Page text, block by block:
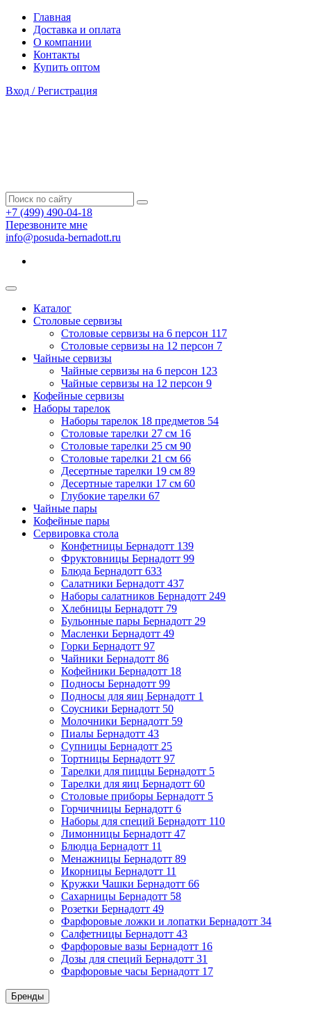
Главная
Доставка и оплата
О компании
Контакты
Купить оптом
Вход / Регистрация
+7 (499) 490-04-18
Перезвоните мне
info@posuda-bernadott.ru
Каталог
Столовые сервизы
Столовые сервизы на 6 персон 117
Столовые сервизы на 12 персон 7
Чайные сервизы
Чайные сервизы на 6 персон 123
Чайные сервизы на 12 персон 9
Кофейные сервизы
Наборы тарелок
Наборы тарелок 18 предметов 54
Столовые тарелки 27 см 16
Столовые тарелки 25 см 90
Столовые тарелки 21 см 66
Десертные тарелки 19 см 89
Десертные тарелки 17 см 60
Глубокие тарелки 67
Чайные пары
Кофейные пары
Сервировка стола
Конфетницы Бернадотт 139
Фруктовницы Бернадотт 99
Блюда Бернадотт 633
Салатники Бернадотт 437
Наборы салатников Бернадотт 249
Хлебницы Бернадотт 79
Бульонные пары Бернадотт 29
Масленки Бернадотт 49
Горки Бернадотт 97
Чайники Бернадотт 86
Кофейники Бернадотт 18
Подносы Бернадотт 99
Подносы для яиц Бернадотт 1
Соусники Бернадотт 50
Молочники Бернадотт 59
Пиалы Бернадотт 43
Супницы Бернадотт 25
Тортницы Бернадотт 97
Тарелки для пиццы Бернадотт 5
Тарелки для яиц Бернадотт 60
Столовые приборы Бернадотт 5
Горчичницы Бернадотт 6
Наборы для специй Бернадотт 110
Лимонницы Бернадотт 47
Блюдца Бернадотт 11
Менажницы Бернадотт 89
Икорницы Бернадотт 11
Кружки Чашки Бернадотт 66
Сахарницы Бернадотт 58
Розетки Бернадотт 49
Фарфоровые ложки и лопатки Бернадотт 34
Салфетницы Бернадотт 43
Фарфоровые вазы Бернадотт 16
Дозы для специй Бернадотт 31
Фарфоровые часы Бернадотт 17
Бренды